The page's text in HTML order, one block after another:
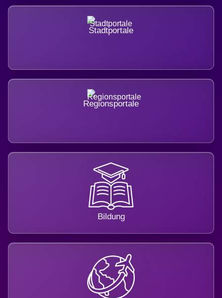
Stadtportale
Regionsportale
Bildung